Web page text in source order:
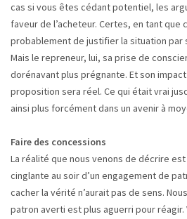
cas si vous êtes cédant potentiel, les
faveur de l’acheteur. Certes, en tant que
probablement de justifier la situation par
Mais le repreneur, lui, sa prise de
dorénavant plus prégnante. Et son
proposition sera réel. Ce qui était vrai
ainsi plus forcément dans un avenir à
Faire des concessions
La réalité que nous venons de décrire
cinglante au soir d’un engagement de
cacher la vérité n’aurait pas de sens.
patron averti est plus aguerri pour réagir.